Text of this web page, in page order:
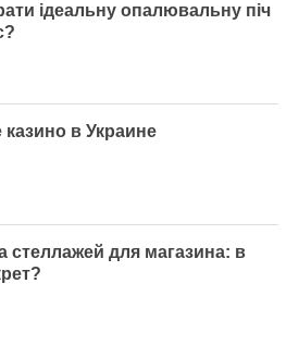
ідеальну опалювальну піч
в Украине
стеллажей для магазина: в